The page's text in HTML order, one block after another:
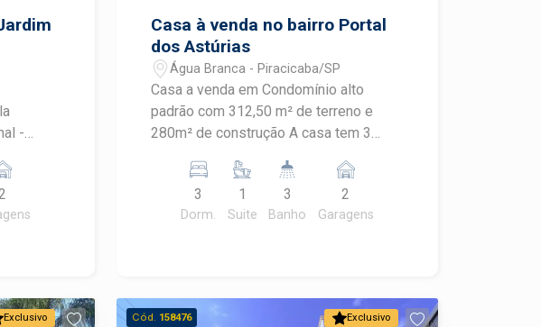
-
Casa à venda no bairro Portal
dos Astúrias
Água Branca - Piracicaba/SP
Casa a venda em Condomínio alto
padrão com 312,50 m² de terreno e
280m² de construção A casa tem 3
suíte com closet, armário planejado em
um dos quartos e no corredor
serviço com armários planejados e
3
Dorm.
1
Suite
3
Banho
2
Garagens
Exclusivo Exclusivo
Cód. 158476